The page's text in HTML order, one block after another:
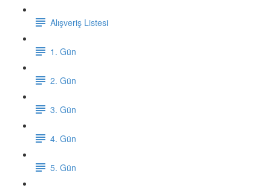
Alışveriş Listesi
1. Gün
2. Gün
3. Gün
4. Gün
5. Gün